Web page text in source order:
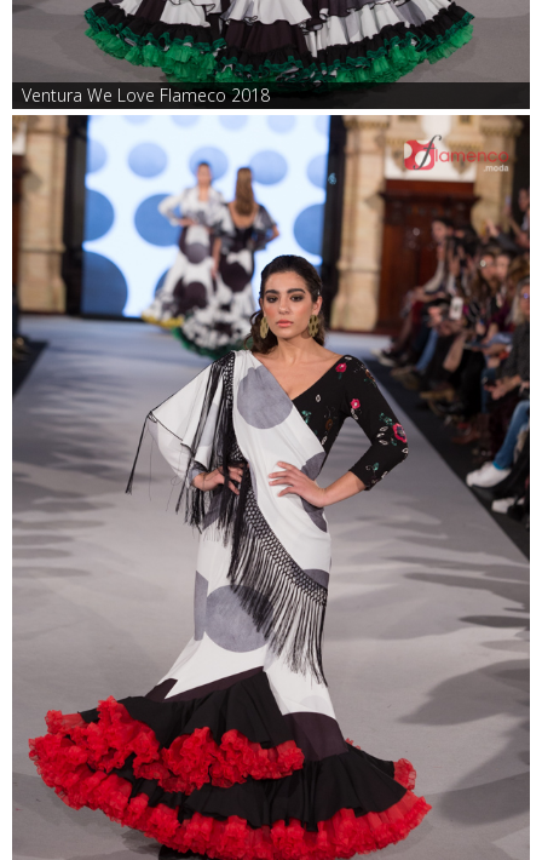
Ventura We Love Flameco 2018